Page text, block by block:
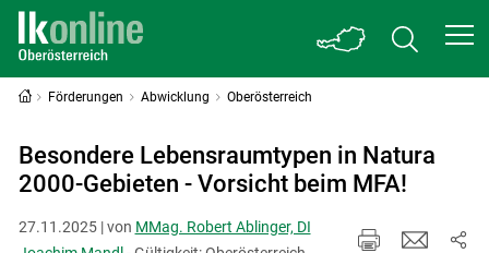
Förderungen Abwicklung Oberösterreich
Besondere Lebensraumtypen in Natura
2000-Gebieten - Vorsicht beim MFA!
27.11.2025 | von MMag. Robert Ablinger, DI